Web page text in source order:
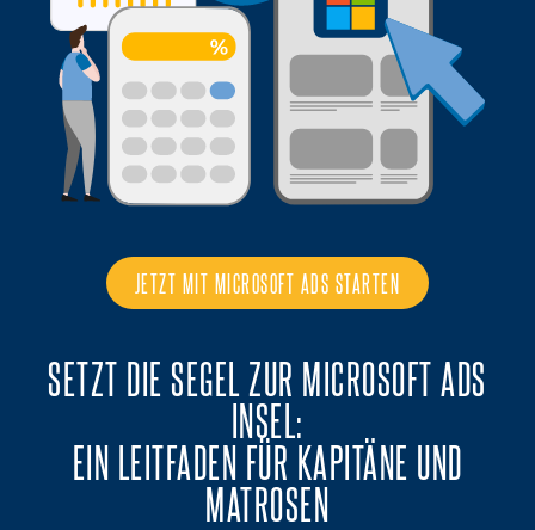
JETZT MIT MICROSOFT ADS STARTEN
SETZT DIE SEGEL ZUR MICROSOFT ADS
INSEL:
EIN LEITFADEN FÜR KAPITÄNE UND
MATROSEN